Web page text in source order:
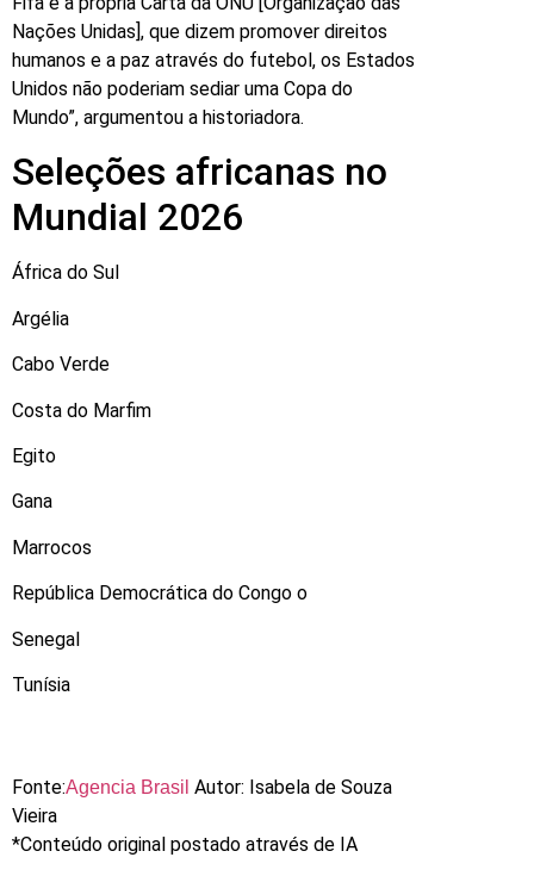
Nações Unidas], que dizem promover direitos
humanos e a paz através do futebol, os Estados
Unidos não poderiam sediar uma Copa do
Mundo”, argumentou a historiadora.
Seleções africanas no
Mundial 2026
África do Sul
Argélia
Cabo Verde
Costa do Marfim
Egito
Gana
Marrocos
República Democrática do Congo o
Senegal
Tunísia
Fonte:Agencia Brasil Autor: Isabela de Souza
Vieira
*Conteúdo original postado através de IA